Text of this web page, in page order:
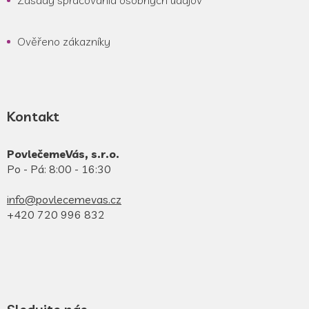
Ověřeno zákazníky
Kontakt
PovlečemeVás, s.r.o.
Po - Pá: 8:00 - 16:30
info@povlecemevas.cz
+420 720 996 832